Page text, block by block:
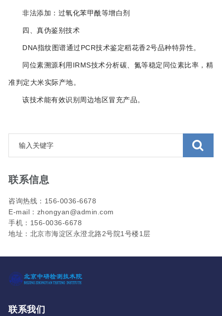
非法添加：过氧化苯甲酰等增白剂‌
四、真伪鉴别技术
‌DNA指纹图谱‌通过PCR技术鉴定稻花香2号品种特异性‌。
‌同位素溯源‌利用IRMS技术分析碳、氮等稳定同位素比率，精
准判定大米实际产地‌。
该技术能有效识别周边地区冒充产品‌。
联系信息
咨询热线：156-0036-6678
E-mail：zhongyan@admin.com
手机：156-0036-6678
地址：北京市海淀区永澄北路2号院1号楼1层
联系我们